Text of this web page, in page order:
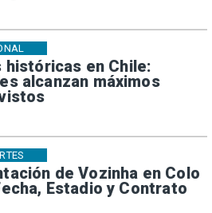
históricas en Chile:
alcanzan máximos
de Vozinha en Colo
Estadio y Contrato